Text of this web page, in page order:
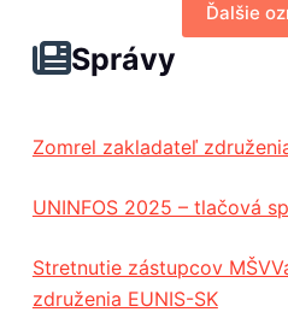
Ďalšie
Správy
Zomrel zakladateľ
UNINFOS 2025 – tlačová
Stretnutie zástupcov
združenia EUNIS-SK